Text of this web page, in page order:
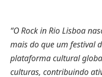
“O Rock in Rio Lisboa
mais do que um festival
plataforma cultural
culturas, contribuindo